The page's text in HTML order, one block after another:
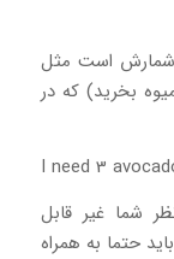
شمارش است مثل
بخرید) که در
شما غیر قابل
حتما به همراه